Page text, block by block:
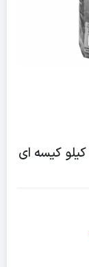
کافی میت ساده ( بدون کلسترول ) ۱ کیلو کیسه ای